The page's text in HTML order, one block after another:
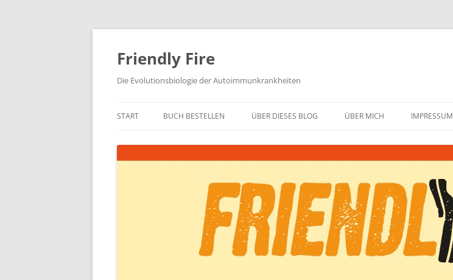
Zum
springen
Friendly Fire
Die Evolutionsbiologie der Autoimmunkrankheiten
START BUCH BESTELLEN ÜBER DIESES BLOG ÜBER MICH IMPRESSUM